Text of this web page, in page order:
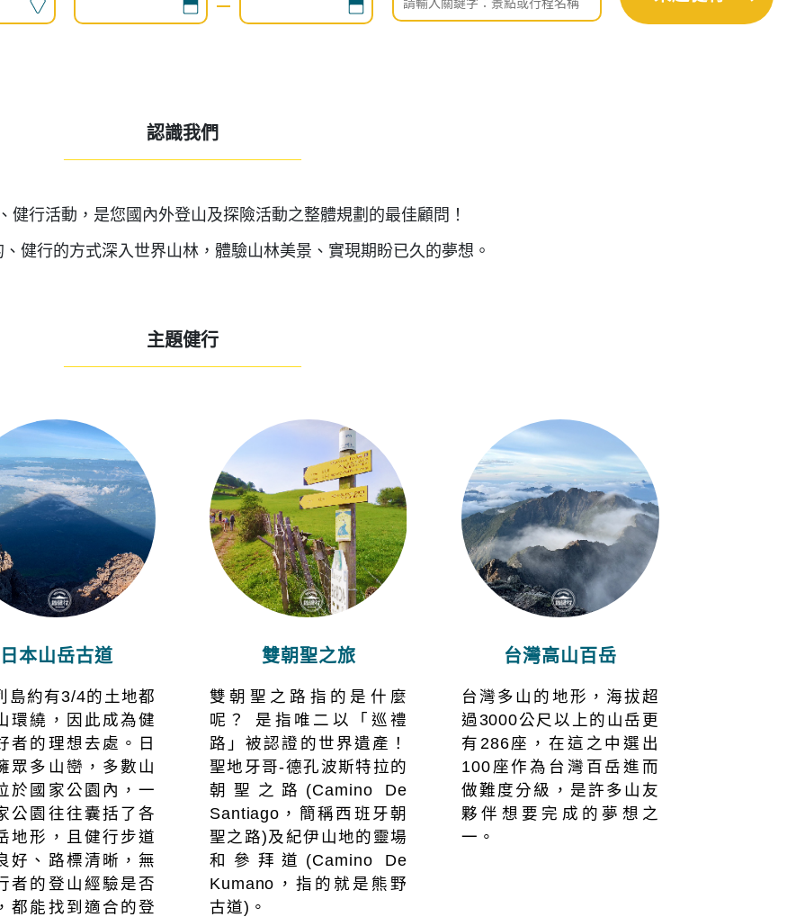
認識我們
——————————————————————
健行活動，是您國內外登山及探險活動之整體規劃的最佳顧問！
健行的方式深入世界山林，體驗山林美景、實現期盼已久的夢想。
主題健行
——————————————————————
日本山岳古道
島約有3/4的土地都
環繞，因此成為健
者的理想去處。日
眾多山巒，多數山
於國家公園內，一
公園往往囊括了各
地形，且健行步道
好、路標清晰，無
者的登山經驗是否
都能找到適合的登
雙朝聖之旅
雙朝聖之路指的是什麼
呢？ 是指唯二以「巡禮
路」被認證的世界遺產！
聖地牙哥-德孔波斯特拉的
朝聖之路(Camino De
Santiago，簡稱西班牙朝
聖之路)及紀伊山地的靈場
和參拜道(Camino De
Kumano，指的就是熊野
古道)。
台灣高山百岳
台灣多山的地形，海拔超
過3000公尺以上的山岳更
有286座，在這之中選出
100座作為台灣百岳進而
做難度分級，是許多山友
夥伴想要完成的夢想之
一。